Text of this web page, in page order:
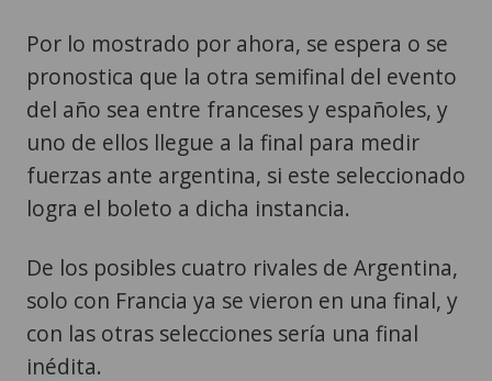
Por lo mostrado por ahora, se espera o se
pronostica que la otra semifinal del evento
del año sea entre franceses y españoles, y
uno de ellos llegue a la final para medir
fuerzas ante argentina, si este seleccionado
logra el boleto a dicha instancia.
De los posibles cuatro rivales de Argentina,
solo con Francia ya se vieron en una final, y
con las otras selecciones sería una final
inédita.